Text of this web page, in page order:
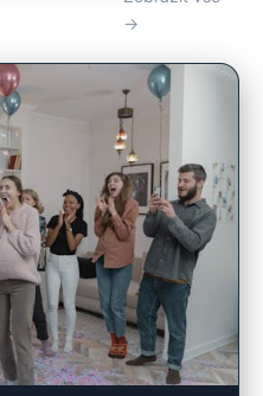
→